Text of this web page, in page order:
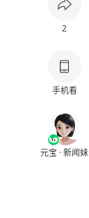
2
手机看
元宝 · 新闻妹